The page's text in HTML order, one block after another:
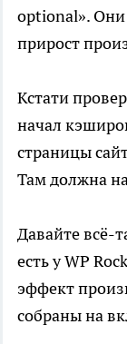
optional». Они
прирост
Кстати
начал
страницы
Там должна
Давайте всё-
есть у WP
эффект
собраны на